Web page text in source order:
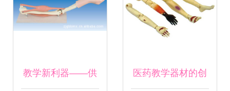
教学新利器——供 医药教学器材的创